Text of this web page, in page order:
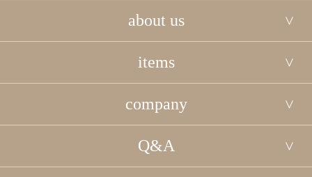
about us
items
company
Q&A